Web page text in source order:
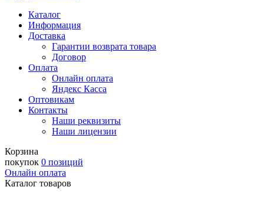
Каталог
Информация
Доставка
Гарантии возврата товара
Договор
Оплата
Онлайн оплата
Яндекс Касса
Оптовикам
Контакты
Наши реквизиты
Наши лицензии
Корзина
покупок 0 позиций
Онлайн оплата
Каталог товаров